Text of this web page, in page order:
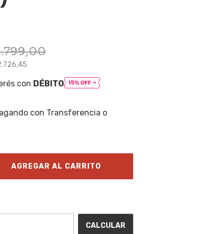
con DÉBITO
con Transferencia o
CALCULAR